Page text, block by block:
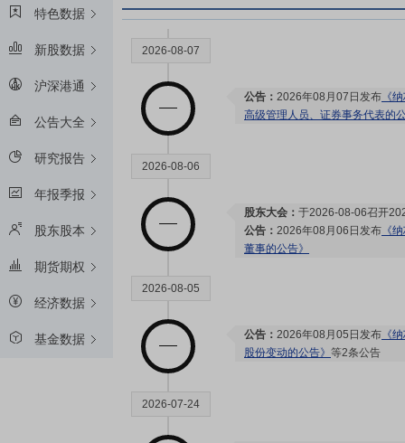
特色数据
新股数据
沪深港通
公告大全
研究报告
年报季报
股东股本
期货期权
经济数据
基金数据
2026-08-07
公告： 2026年08月07日发布 《
高级管理人员、证券事务代表的
2026-08-06
股东大会： 于2026-08-06召开
公告： 2026年08月06日发布 《
董事的公告》
2026-08-05
公告： 2026年08月05日发布 《
股份变动的公告》 等2条公告
2026-07-24